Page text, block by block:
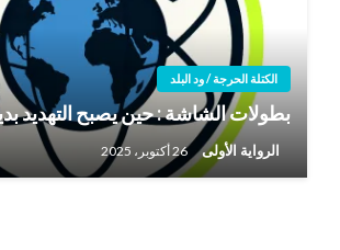
الكتلة الحرجة / ود البلد
بطولات الشاشة : حين يصبح التهديد
الرواية الأولى 26 أكتوبر، 2025